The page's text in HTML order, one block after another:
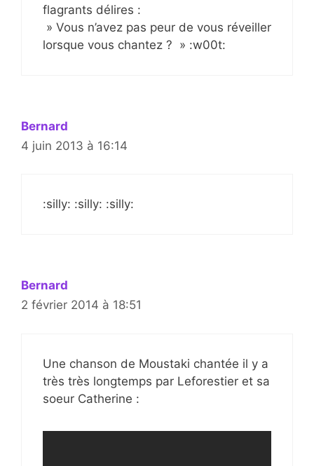
flagrants délires :
» Vous n’avez pas peur de vous réveiller
lorsque vous chantez ? » :w00t:
Bernard
4 juin 2013 à 16:14
:silly: :silly: :silly:
Bernard
2 février 2014 à 18:51
Une chanson de Moustaki chantée il y a
très très longtemps par Leforestier et sa
soeur Catherine :